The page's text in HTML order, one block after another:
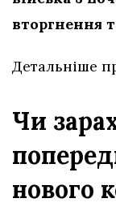
вторгнення
Детальніше
Чи
нового